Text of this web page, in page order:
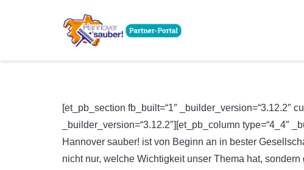
[et_pb_section fb_built=“1″ _builder_version=“3.12.2″
_builder_version=“3.12.2″][et_pb_column type=“4_4″
Hannover sauber! ist von Beginn an in bester
nicht nur, welche Wichtigkeit unser Thema hat,